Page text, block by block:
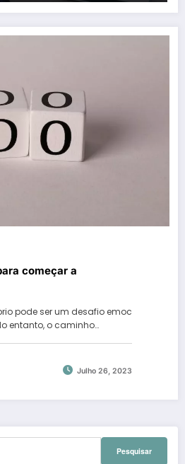
começar a
pode ser um desafio emoc
entanto, o caminho…
Julho 26, 2023